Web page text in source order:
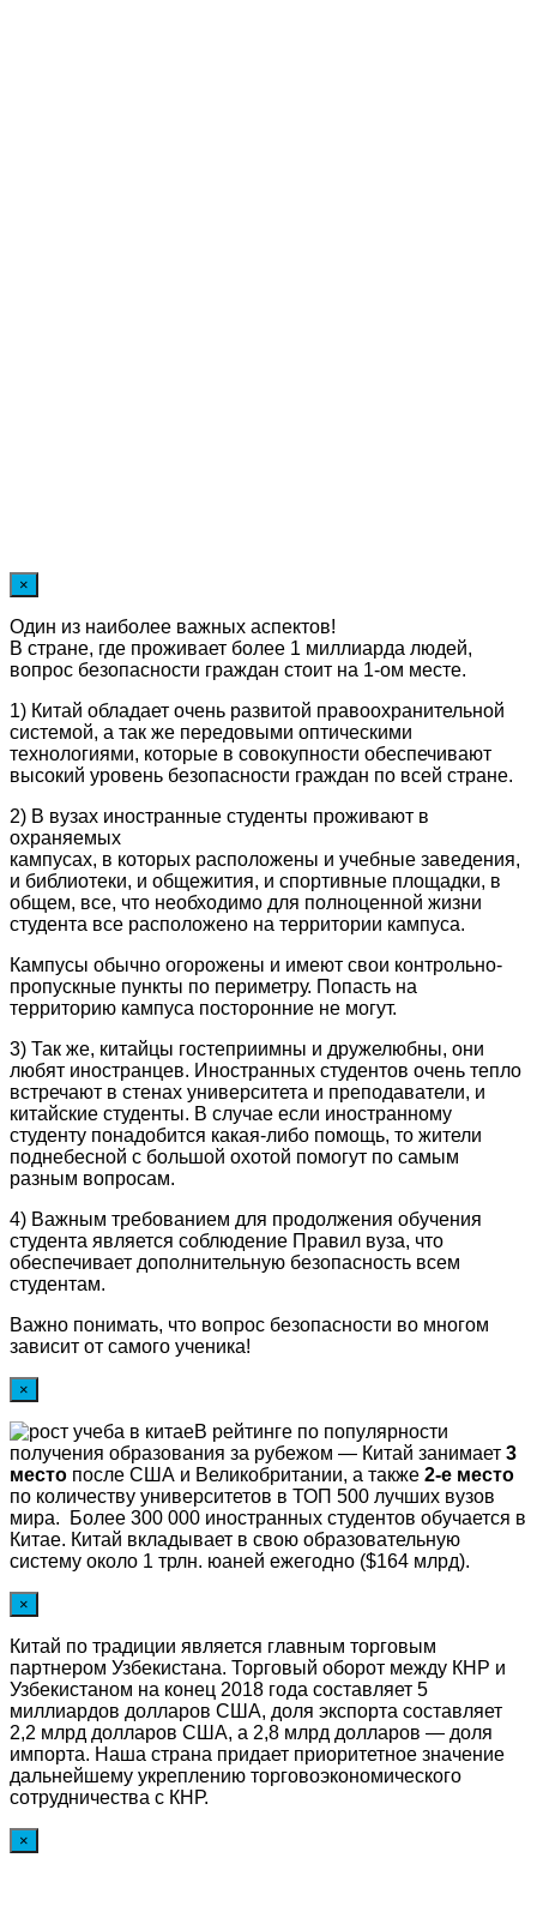
×
Один из наиболее важных аспектов!
В стране, где проживает более 1 миллиарда людей,
вопрос безопасности граждан стоит на 1-ом месте.
1) Китай обладает очень развитой правоохранительной
системой, а так же передовыми оптическими
технологиями, которые в совокупности обеспечивают
высокий уровень безопасности граждан по всей стране.
2) В вузах иностранные студенты проживают в
охраняемых
кампусах, в которых расположены и учебные заведения,
и библиотеки, и общежития, и спортивные площадки, в
общем, все, что необходимо для полноценной жизни
студента все расположено на территории кампуса.
Кампусы обычно огорожены и имеют свои контрольно-
пропускные пункты по периметру. Попасть на
территорию кампуса посторонние не могут.
3) Так же, китайцы гостеприимны и дружелюбны, они
любят иностранцев. Иностранных студентов очень тепло
встречают в стенах университета и преподаватели, и
китайские студенты. В случае если иностранному
студенту понадобится какая-либо помощь, то жители
поднебесной с большой охотой помогут по самым
разным вопросам.
4) Важным требованием для продолжения обучения
студента является соблюдение Правил вуза, что
обеспечивает дополнительную безопасность всем
студентам.
Важно понимать, что вопрос безопасности во многом
зависит от самого ученика!
×
В рейтинге по популярности
получения образования за рубежом — Китай занимает 3
место после США и Великобритании, а также 2-е место
по количеству университетов в ТОП 500 лучших вузов
мира. Более 300 000 иностранных студентов обучается в
Китае. Китай вкладывает в свою образовательную
систему около 1 трлн. юаней ежегодно ($164 млрд).
×
Китай по традиции является главным торговым
партнером Узбекистана. Торговый оборот между КНР и
Узбекистаном на конец 2018 года составляет 5
миллиардов долларов США, доля экспорта составляет
2,2 млрд долларов США, а 2,8 млрд долларов — доля
импорта. Наша страна придает приоритетное значение
дальнейшему укреплению торговоэкономического
сотрудничества с КНР.
×